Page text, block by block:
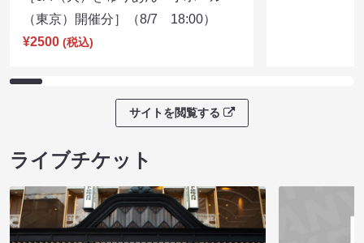
（東京）開催分］（8/7 18:00）
¥2500 (税込)
サイトを閲覧する
ライブチケット